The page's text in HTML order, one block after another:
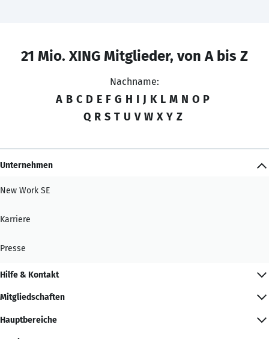
21 Mio. XING Mitglieder, von A bis Z
Nachname:
A B C D E F G H I J K L M N O P
Q R S T U V W X Y Z
Unternehmen
New Work SE
Karriere
Presse
Hilfe & Kontakt
Mitgliedschaften
Hauptbereiche